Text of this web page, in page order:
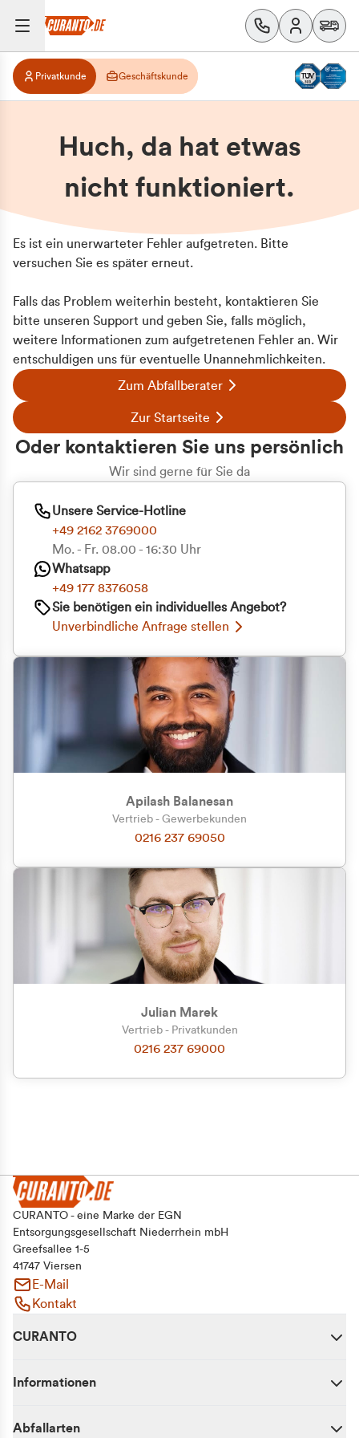
Zu welcher Kundengruppe
gehören Sie?
Privatkunde (inkl. MwSt.)
Geschäftskunde (exkl. MwSt.)
Privatkunde Geschäftskunde
Huch, da hat etwas
nicht funktioniert.
Es ist ein unerwarteter Fehler aufgetreten. Bitte
versuchen Sie es später erneut.
Falls das Problem weiterhin besteht, kontaktieren Sie
bitte unseren Support und geben Sie, falls möglich,
weitere Informationen zum aufgetretenen Fehler an. Wir
entschuldigen uns für eventuelle Unannehmlichkeiten.
Zum Abfallberater
Zur Startseite
Oder kontaktieren Sie uns persönlich
Wir sind gerne für Sie da
Unsere Service-Hotline
+49 2162 3769000
Mo. - Fr. 08.00 - 16:30 Uhr
Whatsapp
+49 177 8376058
Sie benötigen ein individuelles Angebot?
Unverbindliche Anfrage stellen
Apilash Balanesan
Vertrieb - Gewerbekunden
0216 237 69050
Julian Marek
Vertrieb - Privatkunden
0216 237 69000
CURANTO - eine Marke der EGN
Entsorgungsgesellschaft Niederrhein mbH
Greefsallee 1-5
41747 Viersen
E-Mail
Kontakt
CURANTO
Informationen
Abfallarten